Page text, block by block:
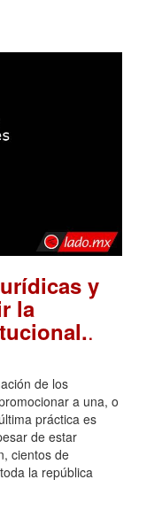
y
la
.
de los
a una, o
práctica es
de estar
cientos de
la república